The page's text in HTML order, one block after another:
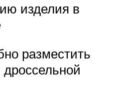
изделия в
разместить